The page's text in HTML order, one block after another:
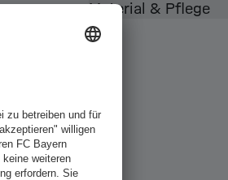
Material & Pflege